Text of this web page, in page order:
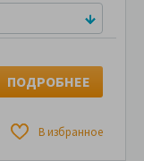
В избранное
ПОДРОБНЕЕ